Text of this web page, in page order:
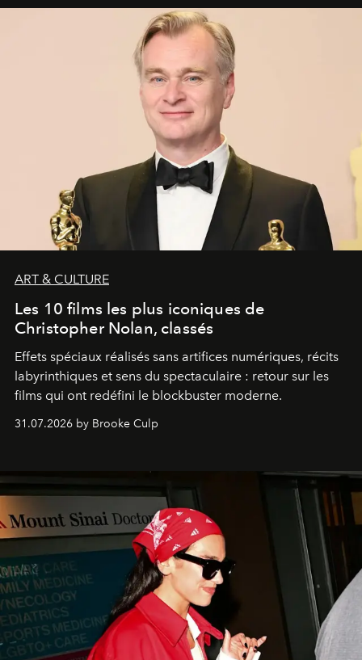
ART & CULTURE
Les 10 films les plus iconiques de
Christopher Nolan, classés
Effets spéciaux réalisés sans artifices numériques, récits
labyrinthiques et sens du spectaculaire : retour sur les
films qui ont redéfini le blockbuster moderne.
31.07.2026 by Brooke Culp